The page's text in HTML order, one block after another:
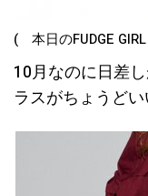
( 本日のFUDGE
10月なのに日差
ラスがちょうどい